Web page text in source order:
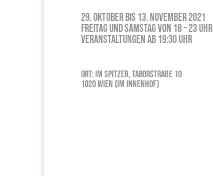
29. Oktober bis 13. November 2021
Freitag und Samstag von 18 – 23 Uhr
Veranstaltungen ab 19:30 Uhr
Ort: Im Spitzer, Taborstraße 10
1020 Wien (Im Innenhof)